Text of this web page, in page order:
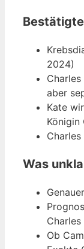
2024)
aber
Kate
Königin
Was
Charles
Ob